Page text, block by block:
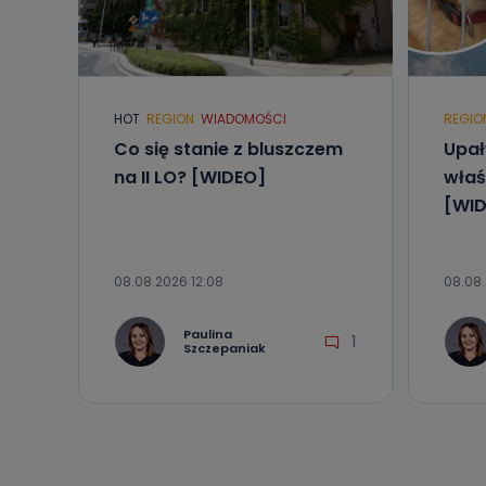
Telewizja
19 nie
Telewizji
19 dostępu
ich
sprzeciwu
Do
Jakie
HOT REGION WIADOMOŚCI
Co się stanie z bluszczem
na II LO? [WIDEO]
08.08.2026 12:08
Paulina
Szczepaniak
1